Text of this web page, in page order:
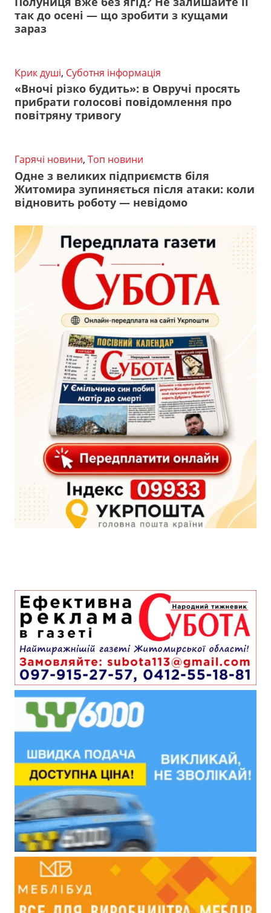
так до осені — що зробити з кущами
зараз
Крик душі, Суботня інформація
«Вночі різко будить»: в Овручі просять
прибрати голосові повідомлення про
повітряну тривогу
Гарячі новини, Топ новини
Одне з великих підприємств біля
Житомира зупиняється після атаки: коли
відновить роботу — невідомо